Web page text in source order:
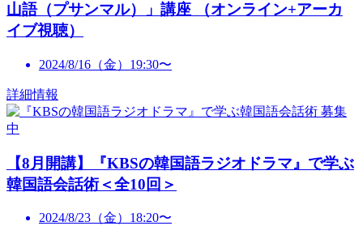
山語（プサンマル）」講座 （オンライン+アーカ
イブ視聴）
2024/8/16（金）19:30〜
詳細情報
募集
中
【8月開講】『KBSの韓国語ラジオドラマ』で学ぶ
韓国語会話術＜全10回＞
2024/8/23（金）18:20〜